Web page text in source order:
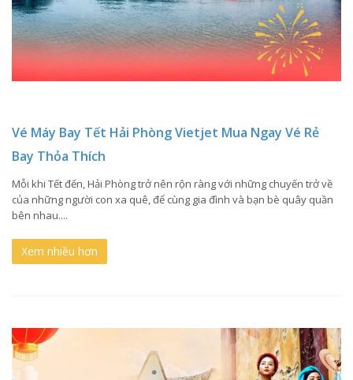
Vé Máy Bay Tết Hải Phòng Vietjet Mua Ngay Vé Rẻ
Bay Thỏa Thích
Mỗi khi Tết đến, Hải Phòng trở nên rộn ràng với những chuyến trở về
của những người con xa quê, để cùng gia đình và bạn bè quây quần
bên nhau....
Xem nhiều hơn